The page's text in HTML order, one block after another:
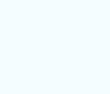
en entretien